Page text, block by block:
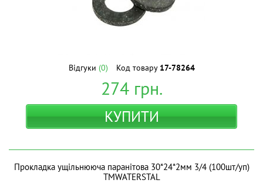
Відгуки (0) Код товару 17-78264
274грн.
КУПИТИ
Прокладка ущільнююча паранітова 30*24*2мм 3/4 (100шт/уп)
ТМWATERSTAL